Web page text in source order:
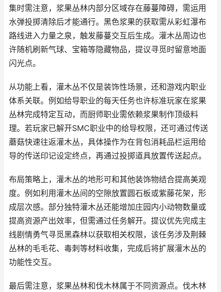
集时需注意，浆果丛林内部分区域存在藤蔓障碍，需运用
水弹投掷清除后才能通行。黑色浆果的获取需从彩虹瀑布
路线进入力量之泉，触发藤蔓交互后生成。灌木丛周边也
许随机刷新气球、宝箱等隐藏物品，提议寻觅时留意地面
闪光点。
从功能上看，灌木丛不仅是装饰性场景，还和游戏内职业
体系关联。例如给导职业的每天任务也许标准玩家在浆果
丛林完成特定互动，而厨师职业需依赖浆果制作顶级料
理。若玩家已解开SMC职业中的给导权限，还可通过传送
蘑菇快速往返灌木丛，具体操作为在背包消耗品栏运用给
导的传送印记设定终点，再通过投掷道具放置传送起点。
布局策略上，灌木丛的地形可和其他装饰物结合提高美观
度。例如利用灌木丛间的空隙放置圆石板或紫藤花架，形
成层次感。部分独特灌木丛还能增加庄园内小动物数量或
提高资源产出效率，但需通过任务解开。提议优先完成主
线剧情勇气寻觅黑森林以获取相关权限，该任务涉及荆棘
丛林的毛毛花、毒刺等材料收集，完成后将扩展灌木丛的
功能性交互。
最后需注意，浆果丛林和伐木林属于不同资源点。伐木林